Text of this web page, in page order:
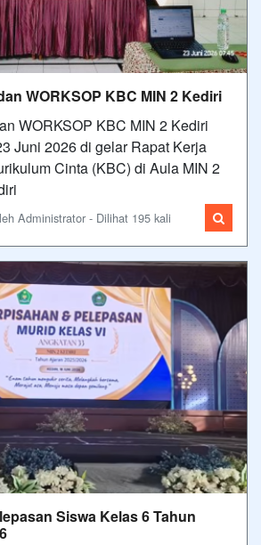
WORKSOP KBC MIN 2 Kediri
WORKSOP KBC MIN 2 Kediri
Juni 2026 di gelar Rapat Kerja
Cinta (KBC) di Aula MIN 2
Administrator - Dilihat 195 kali
Siswa Kelas 6 Tahun